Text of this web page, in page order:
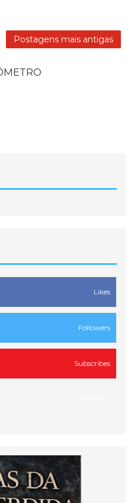
Postagens mais antigas
Likes
Followers
Subscribes